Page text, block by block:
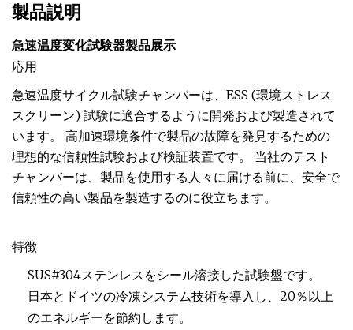
製品説明
急速温度変化試験器製品展示
応用
急速温度サイクル試験チャンバーは、ESS (環境ストレス
スクリーン) 試験に適合するように開発および製造されて
います。 高加速環境条件で製品の故障を発見するための
理想的な信頼性試験および検証装置です。 当社のテスト
チャンバーは、製品を使用する人々に届ける前に、安全で
信頼性の高い製品を製造するのに役立ちます。
特徴
SUS#304ステンレスをシール溶接した試験盤です。
日本とドイツの冷凍システム技術を導入し、20％以上
のエネルギーを節約します。